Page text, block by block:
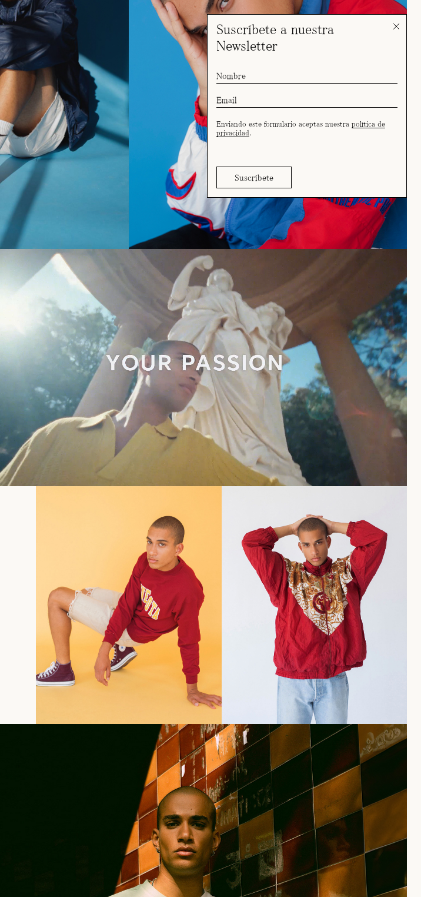
Suscríbete a nuestra
Newsletter
Enviando este formulario aceptas nuestra política de
privacidad.